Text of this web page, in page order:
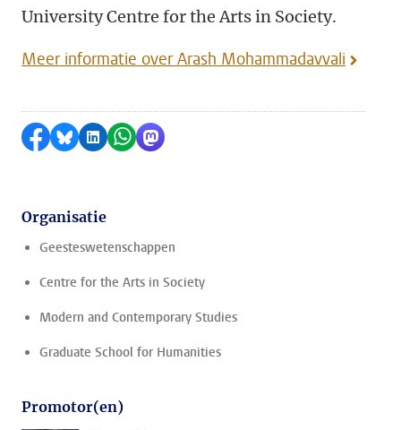
University Centre for the Arts in Society.
Meer informatie over Arash Mohammadavvali
Delen op Facebook
Delen via Bluesky
Delen op LinkedIn
Delen via WhatsApp
Delen via Mastodon
Organisatie
Geesteswetenschappen
Centre for the Arts in Society
Modern and Contemporary Studies
Graduate School for Humanities
Promotor(en)